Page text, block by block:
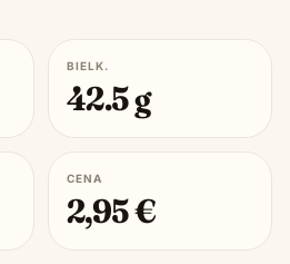
BIELK.
42.5g
CENA
2,95€